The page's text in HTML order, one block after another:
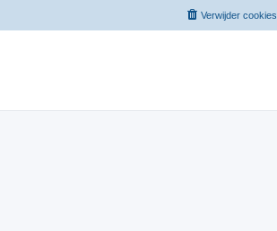
Verwijder cookies